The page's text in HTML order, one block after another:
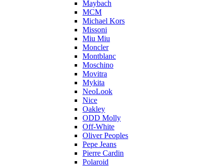
Maybach
MCM
Michael Kors
Missoni
Miu Miu
Moncler
Montblanc
Moschino
Movitra
Mykita
NeoLook
Nice
Oakley
ODD Molly
Off-White
Oliver Peoples
Pepe Jeans
Pierre Cardin
Polaroid